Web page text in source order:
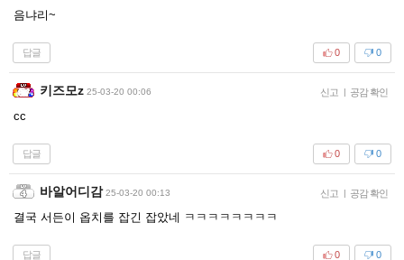
음냐리~
답글 0
0
키즈모z 25-03-20 00:06 신고 | 공감 확인
cc
답글 0
0
바알어디감 25-03-20 00:13 신고 | 공감 확인
결국 서든이 옵치를 잡긴 잡았네 ㅋㅋㅋㅋㅋㅋㅋㅋ
답글 0
0